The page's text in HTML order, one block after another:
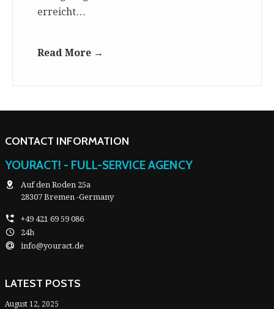
erreicht…
Read More →
CONTACT INFORMATION
YOURACT! - FULL-SERVICE AGENCY
Auf den Roden 25a
28307 Bremen -Germany
+49 421 69 59 086
24h
info@youract.de
LATEST POSTS
August 12, 2025